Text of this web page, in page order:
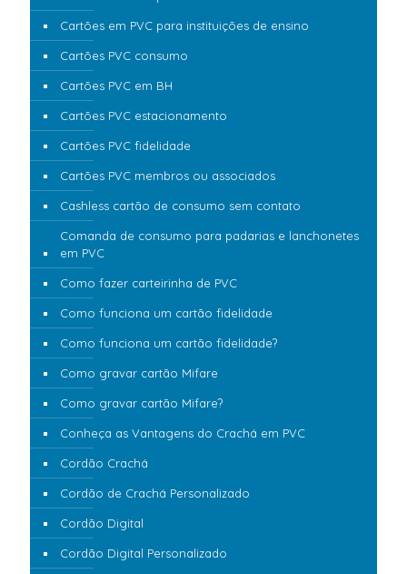
Cartões em PVC para instituições de ensino
Cartões PVC consumo
Cartões PVC em BH
Cartões PVC estacionamento
Cartões PVC fidelidade
Cartões PVC membros ou associados
Cashless cartão de consumo sem contato
Comanda de consumo para padarias e lanchonetes
em PVC
Como fazer carteirinha de PVC
Como funciona um cartão fidelidade
Como funciona um cartão fidelidade?
Como gravar cartão Mifare
Como gravar cartão Mifare?
Conheça as Vantagens do Crachá em PVC
Cordão Crachá
Cordão de Crachá Personalizado
Cordão Digital
Cordão Digital Personalizado